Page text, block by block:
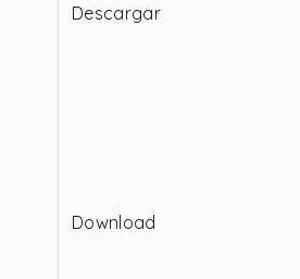
Descargar
Download